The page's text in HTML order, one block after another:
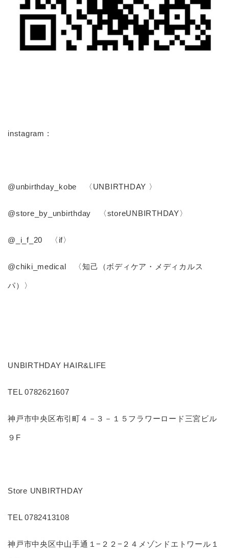
instagram :
@unbirthday_kobe 〈UNBIRTHDAY 〉
@store_by_unbirthday 〈storeUNBIRTHDAY〉
@_i_f_20 〈if〉
@chiki_medical 〈知己（ボディケア・メディカルス
パ）〉
UNBIRTHDAY HAIR&LIFE
TEL 0782621607
神戸市中央区布引町４－３－１５フラワーロード三宮ビル
９F
Store UNBIRTHDAY
TEL 0782413108
神戸市中央区中山手通１−２２−２４メゾンドエトワール１